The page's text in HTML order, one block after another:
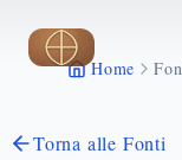
Vai al contenuto
Home
Torna alle Fonti